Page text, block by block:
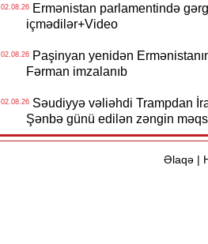
02.08.26Ermənistan parlamentində
içmədilər+Video
02.08.26Paşinyan yenidən
Fərman imzalanıb
02.08.26Səudiyyə vəliəhdi Trampdan
Şənbə günü edilən zəngin
Əlaqə|